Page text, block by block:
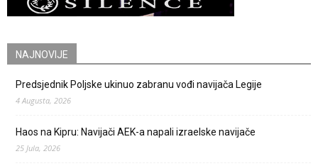
NAJNOVIJE
Predsjednik Poljske ukinuo zabranu vođi navijača Legije
4 Augusta, 2026
Haos na Kipru: Navijači AEK-a napali izraelske navijače
25 Jula, 2026